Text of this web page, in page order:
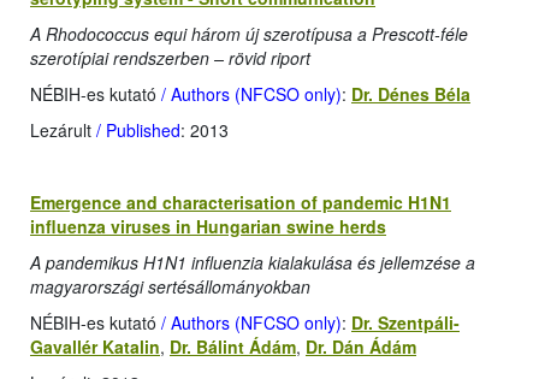
A Rhodococcus equi három új szerotípusa a Prescott-féle
szerotípiai rendszerben – rövid riport
NÉBIH-es kutató / Authors (NFCSO only): Dr. Dénes Béla
Lezárult / Published: 2013
Emergence and characterisation of pandemic H1N1
influenza viruses in Hungarian swine herds
A pandemikus H1N1 influenzia kialakulása és jellemzése a
magyarországi sertésállományokban
NÉBIH-es kutató / Authors (NFCSO only): Dr. Szentpáli-
Gavallér Katalin, Dr. Bálint Ádám, Dr. Dán Ádám